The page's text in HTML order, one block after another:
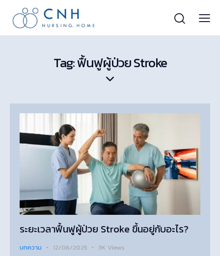
Tag: ฟื้นฟูผู้ป่วย Stroke
ระยะเวลาฟื้นฟูผู้ป่วย Stroke ขึ้นอยู่กับอะไร?
บทความ 12/06/2025 3K Views